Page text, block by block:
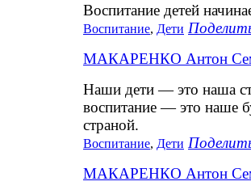
Воспитание детей
Воспитание, Дети
МАКАРЕНКО Антон
Наши дети — это наша
воспитание — это наше
страной.
Воспитание, Дети
МАКАРЕНКО Антон